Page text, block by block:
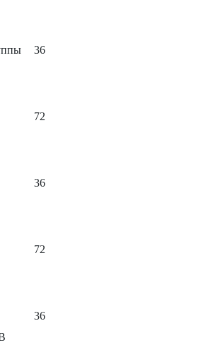
36
72
36
72
36